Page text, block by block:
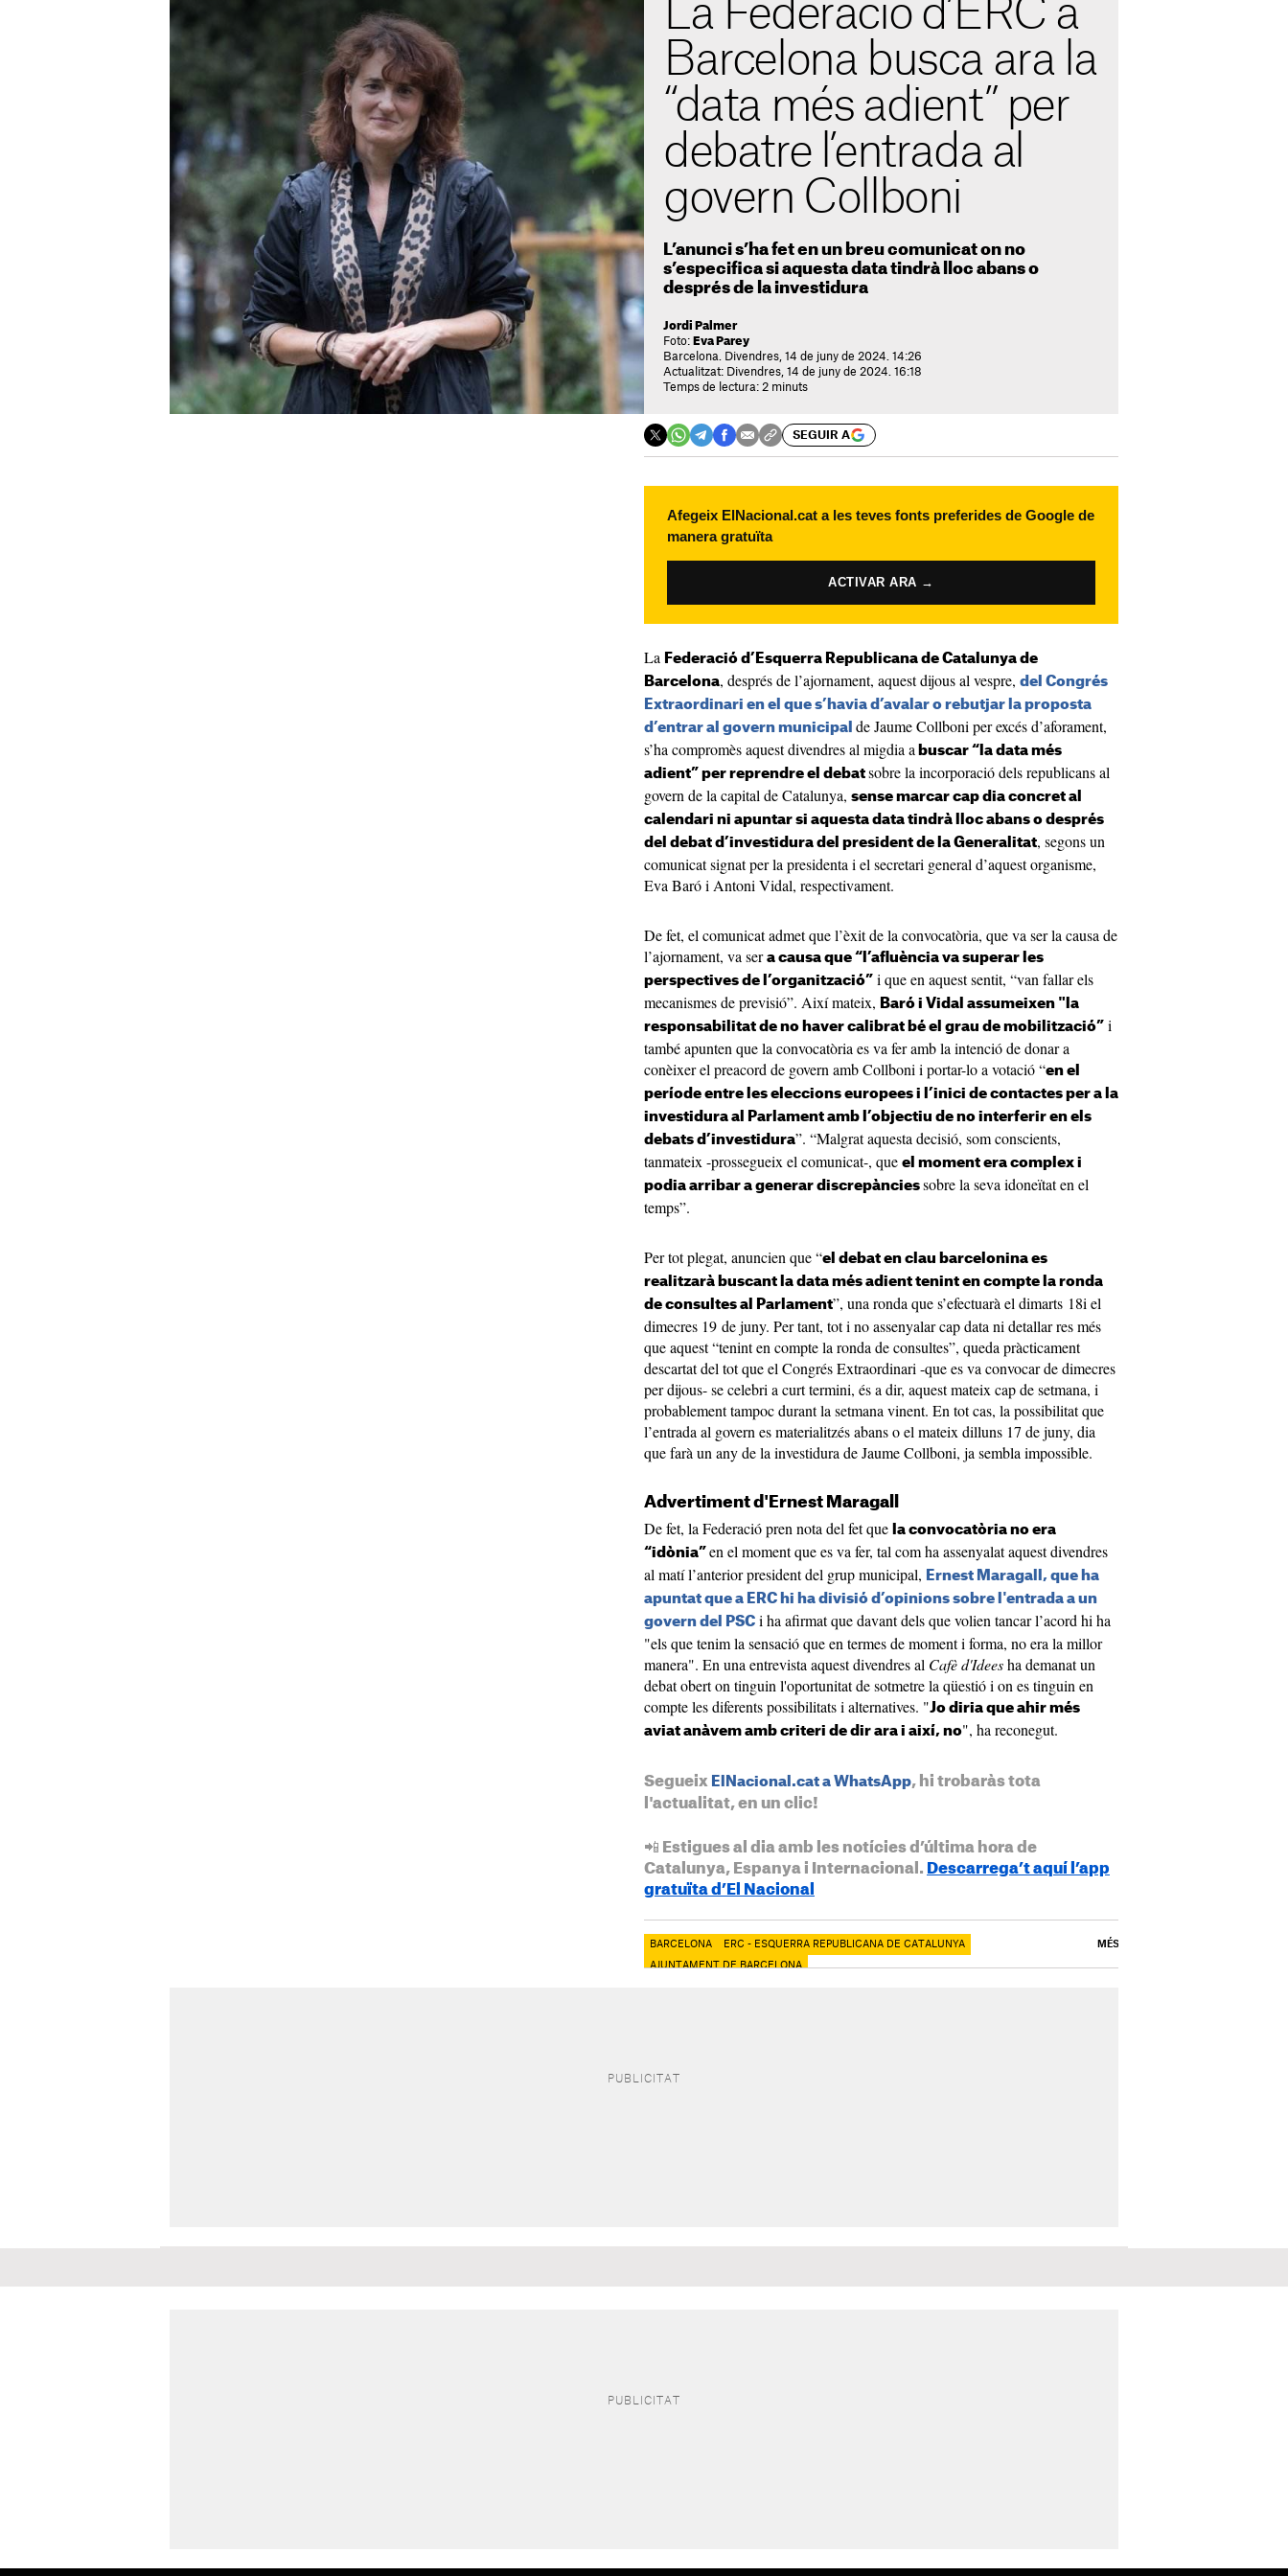
La Federació d’ERC a
Barcelona busca ara la
“data més adient” per
debatre l’entrada al
govern Collboni
L’anunci s’ha fet en un breu comunicat on no
s’especifica si aquesta data tindrà lloc abans o
després de la investidura
Jordi Palmer
Foto: Eva Parey
Barcelona. Divendres, 14 de juny de 2024. 14:26
Actualitzat: Divendres, 14 de juny de 2024. 16:18
Temps de lectura: 2 minuts
SEGUIR A
Afegeix ElNacional.cat a les teves fonts preferides de Google de
manera gratuïta
ACTIVAR ARA →
La Federació d’Esquerra Republicana de Catalunya de
Barcelona, després de l’ajornament, aquest dijous al vespre, del Congrés
Extraordinari en el que s’havia d’avalar o rebutjar la proposta
d’entrar al govern municipal de Jaume Collboni per excés d’aforament,
s’ha compromès aquest divendres al migdia a buscar “la data més
adient” per reprendre el debat sobre la incorporació dels republicans al
govern de la capital de Catalunya, sense marcar cap dia concret al
calendari ni apuntar si aquesta data tindrà lloc abans o després
del debat d’investidura del president de la Generalitat, segons un
comunicat signat per la presidenta i el secretari general d’aquest organisme,
Eva Baró i Antoni Vidal, respectivament.
De fet, el comunicat admet que l’èxit de la convocatòria, que va ser la causa de
l’ajornament, va ser a causa que “l’afluència va superar les
perspectives de l’organització” i que en aquest sentit, “van fallar els
mecanismes de previsió”. Així mateix, Baró i Vidal assumeixen "la
responsabilitat de no haver calibrat bé el grau de mobilització” i
també apunten que la convocatòria es va fer amb la intenció de donar a
conèixer el preacord de govern amb Collboni i portar-lo a votació “en el
període entre les eleccions europees i l’inici de contactes per a la
investidura al Parlament amb l’objectiu de no interferir en els
debats d’investidura”. “Malgrat aquesta decisió, som conscients,
tanmateix -prossegueix el comunicat-, que el moment era complex i
podia arribar a generar discrepàncies sobre la seva idoneïtat en el
temps”.
Per tot plegat, anuncien que “el debat en clau barcelonina es
realitzarà buscant la data més adient tenint en compte la ronda
de consultes al Parlament”, una ronda que s’efectuarà el dimarts 18i el
dimecres 19 de juny. Per tant, tot i no assenyalar cap data ni detallar res més
que aquest “tenint en compte la ronda de consultes”, queda pràcticament
descartat del tot que el Congrés Extraordinari -que es va convocar de dimecres
per dijous- se celebri a curt termini, és a dir, aquest mateix cap de setmana, i
probablement tampoc durant la setmana vinent. En tot cas, la possibilitat que
l’entrada al govern es materialitzés abans o el mateix dilluns 17 de juny, dia
que farà un any de la investidura de Jaume Collboni, ja sembla impossible.
Advertiment d'Ernest Maragall
De fet, la Federació pren nota del fet que la convocatòria no era
“idònia” en el moment que es va fer, tal com ha assenyalat aquest divendres
al matí l’anterior president del grup municipal, Ernest Maragall, que ha
apuntat que a ERC hi ha divisió d’opinions sobre l'entrada a un
govern del PSC i ha afirmat que davant dels que volien tancar l’acord hi ha
"els que tenim la sensació que en termes de moment i forma, no era la millor
manera". En una entrevista aquest divendres al Cafè d'Ideesha demanat un
debat obert on tinguin l'oportunitat de sotmetre la qüestió i on es tinguin en
compte les diferents possibilitats i alternatives. "Jo diria que ahir més
aviat anàvem amb criteri de dir ara i així, no", ha reconegut.
Segueix ElNacional.cat a WhatsApp, hi trobaràs tota
l'actualitat, en un clic!
📲 Estigues al dia amb les notícies d’última hora de
Catalunya, Espanya i Internacional. Descarrega’t aquí l’app
gratuïta d’El Nacional
BARCELONA ERC - ESQUERRA REPUBLICANA DE CATALUNYA
AJUNTAMENT DE BARCELONA
MÉS